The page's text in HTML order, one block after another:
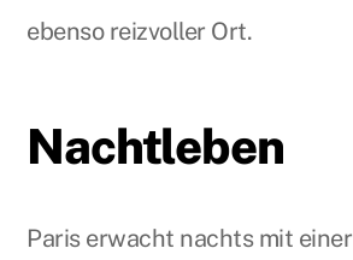
ebenso reizvoller Ort.
Nachtleben
Paris erwacht nachts mit einer